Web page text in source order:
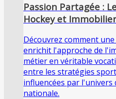
Passion Partagée :
Hockey et Immobilier
Découvrez comment
enrichit l'approche de
métier en véritable
entre les stratégies
influencées par l'univers
nationale.